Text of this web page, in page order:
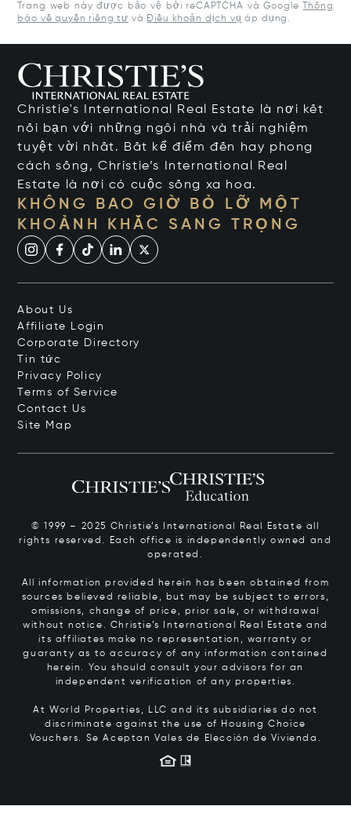
Trang web này được bảo vệ bởi reCAPTCHA và Google
Thông
báo về quyền riêng tư vàĐiều khoản dịch vụ áp dụng.
Christie's International Real Estate là nơi kết
nối bạn với những ngôi nhà và trải nghiệm
tuyệt vời nhất. Bất kể điểm đến hay phong
cách sống, Christie’s International Real
Estate là nơi có cuộc sống xa hoa.
KHÔNG BAO GIỜ BỎ LỠ MỘT
KHOẢNH KHẮC SANG TRỌNG
About Us
Affiliate Login
Corporate Directory
Tin tức
Privacy Policy
Terms of Service
Contact Us
Site Map
© 1999 – 2025 Christie’s International Real Estate all
rights reserved. Each office is independently owned and
operated.
All information provided herein has been obtained from
sources believed reliable, but may be subject to errors,
omissions, change of price, prior sale, or withdrawal
without notice. Christie’s International Real Estate and
its affiliates make no representation, warranty or
guaranty as to accuracy of any information contained
herein. You should consult your advisors for an
independent verification of any properties.
At World Properties, LLC and its subsidiaries do not
discriminate against the use of Housing Choice
Vouchers. Se Aceptan Vales de Elección de Vivienda.